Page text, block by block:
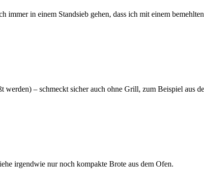
immer in einem Standsieb gehen, dass ich mit einem
– schmeckt sicher auch ohne Grill, zum Beispiel aus
irgendwie nur noch kompakte Brote aus dem Ofen.